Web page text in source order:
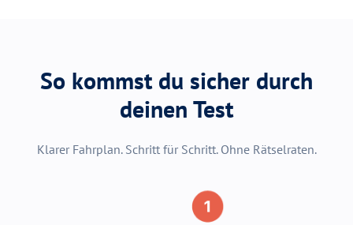
So kommst du sicher durch
deinen Test
Klarer Fahrplan. Schritt für Schritt. Ohne Rätselraten.